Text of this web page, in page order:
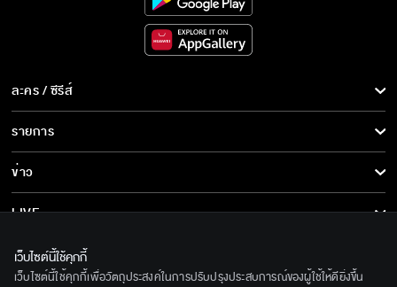
ยัยนี่จะมาหลอกพี่เรา
พี่อยากฝากให้นายดูแลแทนรักอีกคนได้มั้ย
ที่อ้ายเพลงถูกทำร้าย ก็เพราะฝีมือพ่อมันไม่ใช่เห
รอ
คนอะไรเสียงเหมือนอึ่งถูกวัวเหยียบ
ละคร / ซีรีส์
ละคร/ซีรีส์
ซีรีส์นานาชาติ
การ์ตูน & เกม
รายการ
รายการทั้งหมด
ข่าว
ข่าวทั้งหมด
ข่าวประชาสัมพันธ์
LIVE
เกี่ยวกับเรา
BEC World
เว็บไซต์นี้ใช้คุกกี้
เว็บไซต์นี้ใช้คุกกี้เพื่อวัตถุประสงค์ในการปรับปรุงประสบการณ์ของผู้ใช้ให้ดียิ่งขึ้น